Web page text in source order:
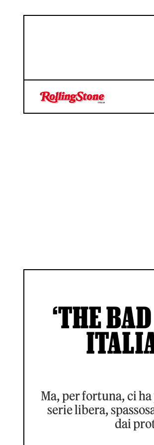
‘THE
Ma, per fortuna, ci ha
serie libera,
dai